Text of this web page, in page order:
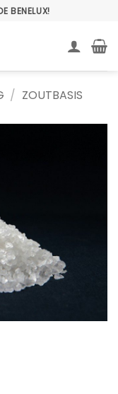
BENELUX!
/ ZOUTBASIS